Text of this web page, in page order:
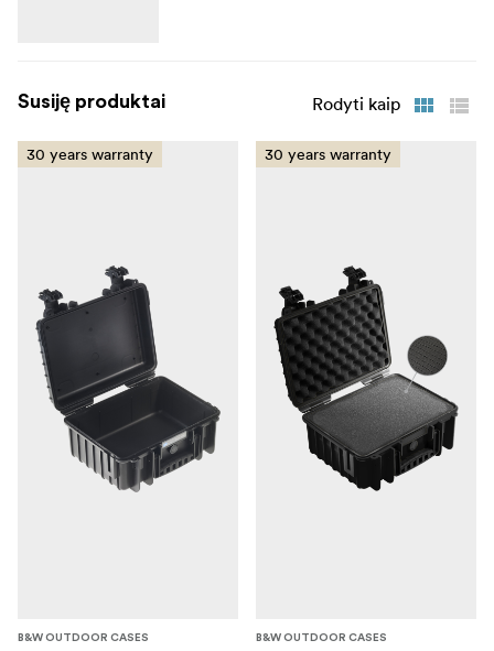
Susiję produktai Rodyti kaip
30 years warranty
B&W OUTDOOR CASES
30 years warranty
B&W OUTDOOR CASES